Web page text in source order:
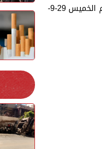
تقدم «الزمان»، استمرارًا للخدمات المتنوعة التي تستعرضها لجمهورها أسعار الخضراوات، اليوم الخميس 29-9-